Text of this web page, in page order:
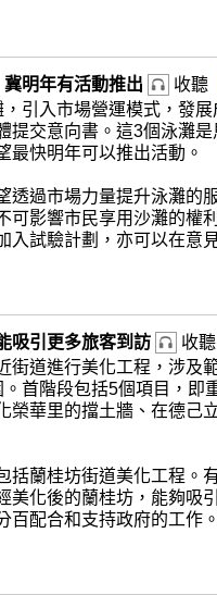
明年有活動推出
收聽
引入市場營運模式，發
提交意向書。這3個泳灘
最快明年可以推出活動。
透過市場力量提升泳灘的
可影響市民享用沙灘的權
試驗計劃，亦可以在意
吸引更多旅客到訪
收聽
街道進行美化工程，涉及
首階段包括5個項目，即
榮華里的擋土牆、在德己
括蘭桂坊街道美化工程。
化後的蘭桂坊，能夠吸
百配合和支持政府的工作。